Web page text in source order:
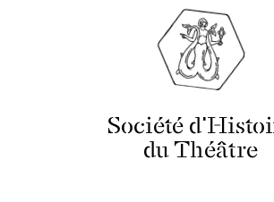
Société
du Théâtre